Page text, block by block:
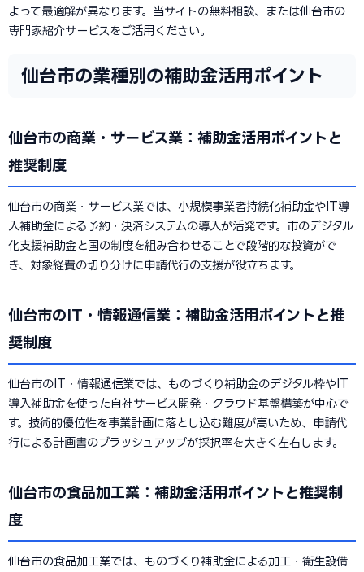
よって最適解が異なります。当サイトの無料相談、または仙台市の
専門家紹介サービスをご活用ください。
仙台市の業種別の補助金活用ポイント
仙台市の商業・サービス業：補助金活用ポイントと
推奨制度
仙台市の商業・サービス業では、小規模事業者持続化補助金やIT導
入補助金による予約・決済システムの導入が活発です。市のデジタル
化支援補助金と国の制度を組み合わせることで段階的な投資がで
き、対象経費の切り分けに申請代行の支援が役立ちます。
仙台市のIT・情報通信業：補助金活用ポイントと推
奨制度
仙台市のIT・情報通信業では、ものづくり補助金のデジタル枠やIT
導入補助金を使った自社サービス開発・クラウド基盤構築が中心で
す。技術的優位性を事業計画に落とし込む難度が高いため、申請代
行による計画書のブラッシュアップが採択率を大きく左右します。
仙台市の食品加工業：補助金活用ポイントと推奨制
度
仙台市の食品加工業では、ものづくり補助金による加工・衛生設備